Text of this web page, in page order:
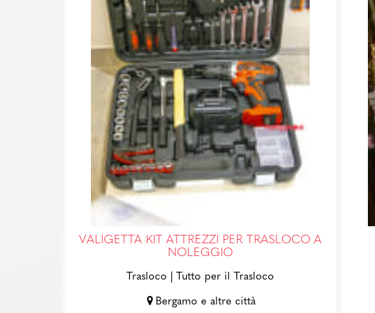
VALIGETTA KIT ATTREZZI PER TRASLOCO A
NOLEGGIO
Trasloco | Tutto per il Trasloco
Bergamo e altre città